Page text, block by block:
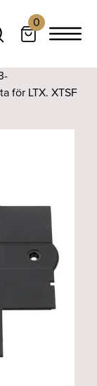
0
för LTX. XTSF